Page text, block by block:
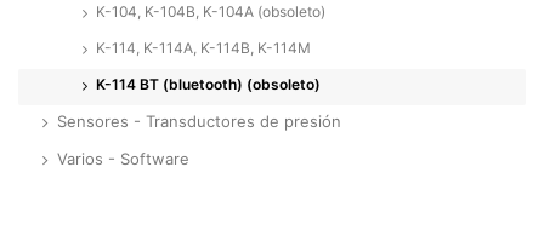
K-104, K-104B, K-104A (obsoleto)
K-114, K-114A, K-114B, K-114M
K-114 BT (bluetooth) (obsoleto)
Sensores - Transductores de presión
Varios - Software